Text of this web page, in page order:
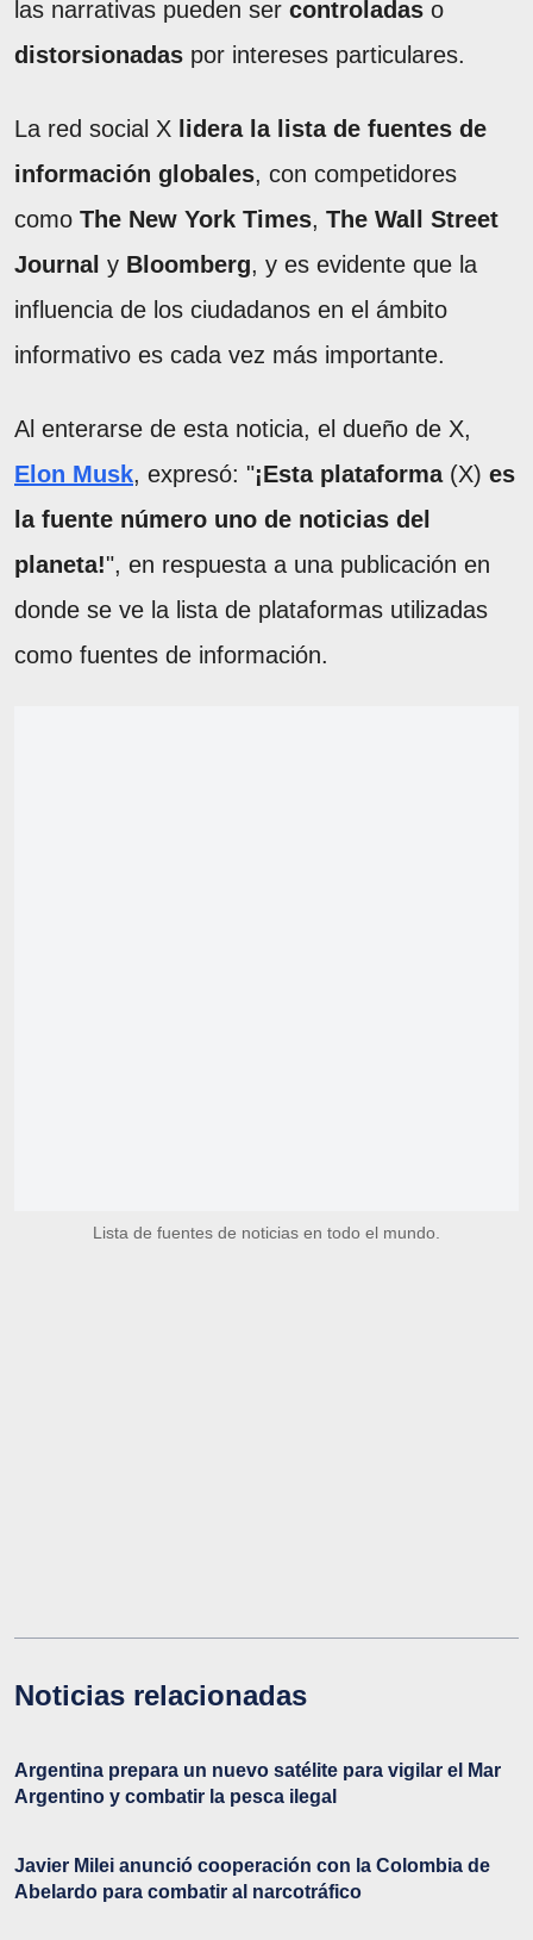
las narrativas pueden ser controladas o
distorsionadas por intereses particulares.
La red social X lidera la lista de fuentes de
información globales, con competidores
como The New York Times, The Wall Street
Journal y Bloomberg, y es evidente que la
influencia de los ciudadanos en el ámbito
informativo es cada vez más importante.
Al enterarse de esta noticia, el dueño de X,
Elon Musk, expresó: "¡Esta plataforma(X) es
la fuente número uno de noticias del
planeta!", en respuesta a una publicación en
donde se ve la lista de plataformas utilizadas
como fuentes de información.
Lista de fuentes de noticias en todo el mundo.
Noticias relacionadas
Argentina prepara un nuevo satélite para vigilar el Mar
Argentino y combatir la pesca ilegal
Javier Milei anunció cooperación con la Colombia de
Abelardo para combatir al narcotráfico